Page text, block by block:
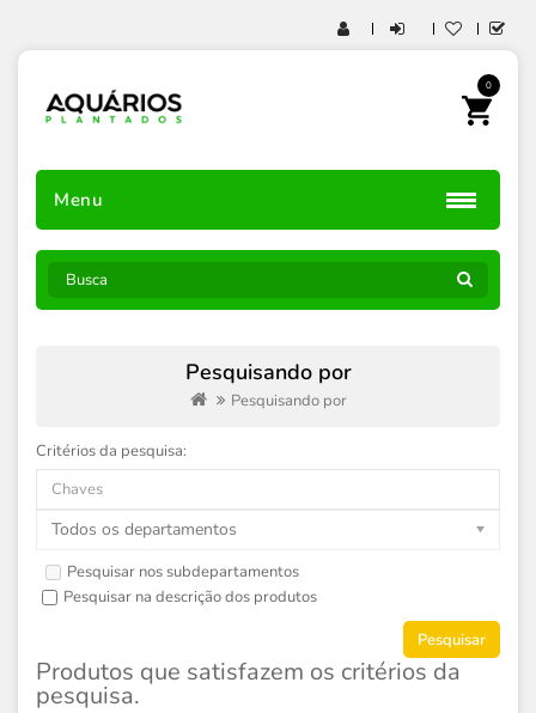
0
Menu
Pesquisando por
Pesquisando por
Critérios da pesquisa:
Todos os departamentos
Pesquisar nos subdepartamentos
Pesquisar na descrição dos produtos
Produtos que satisfazem os critérios da
pesquisa.